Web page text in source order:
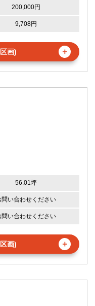
200,000円
9,708円
画) ＋
56.01坪
問い合わせください
問い合わせください
画) ＋